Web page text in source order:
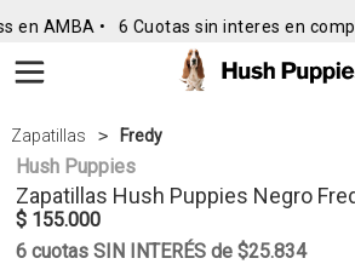
en AMBA • 6 Cuotas sin interes en
Zapatillas Fredy
Hush Puppies
Zapatillas Hush Puppies Negro
$ 155.000
6 cuotas SIN INTERÉS de $25.834